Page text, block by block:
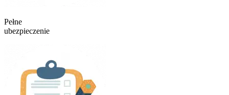
Pełne
ubezpieczenie